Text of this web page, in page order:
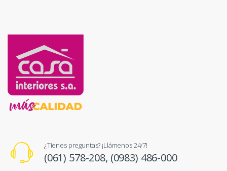
¿Tienes preguntas? ¡Llámenos 24/7!
(061) 578-208, (0983) 486-000